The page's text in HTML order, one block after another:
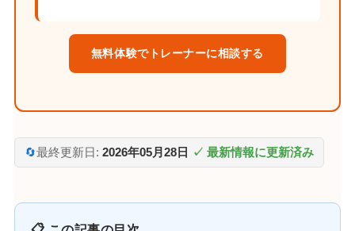
無料体験でトレーナーに相談する
🔄最終更新日: 2026年05月28日 ✓ 最新情報に更新済み